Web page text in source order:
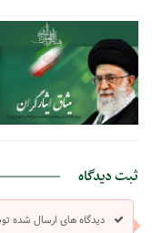
ثبت دیدگاه
دیدگاه های ارسال شده